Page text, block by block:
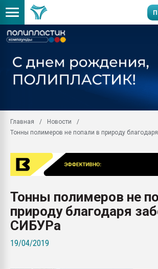
Главная
Новости
Тонны полимеров не попали в природу
Тонны полимеров не
природу благодаря
СИБУРа
19/04/2019